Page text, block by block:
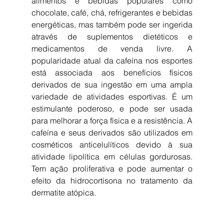
chocolate, café, chá, refrigerantes e bebidas
energéticas, mas também pode ser ingerida
através de suplementos dietéticos e
medicamentos de venda livre. A
popularidade atual da cafeína nos esportes
está associada aos benefícios físicos
derivados de sua ingestão em uma ampla
variedade de atividades esportivas. É um
estimulante poderoso, e pode ser usada
para melhorar a força física e a resistência. A
cafeína e seus derivados são utilizados em
cosméticos anticelulíticos devido à sua
atividade lipolítica em células gordurosas.
Tem ação proliferativa e pode aumentar o
efeito da hidrocortisona no tratamento da
dermatite atópica.